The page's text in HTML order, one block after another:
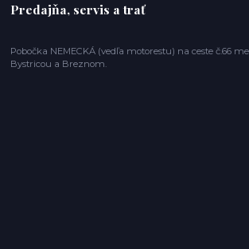
Predajňa, servis a trať
Pobočka NEMECKÁ (vedľa motorestu) na ceste č.66
Bystricou a Breznom.